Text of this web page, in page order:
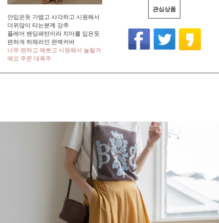
안입은듯 가볍고 사각하고 시원해서
더위많이 타는분께 강추
플레어 밴딩패턴이라 치마를 입은듯
편하게 하체라인 완벽커버
너무 편하고 예쁘고 시원해서 놀랄거
예요 주문 대폭주
관심상품